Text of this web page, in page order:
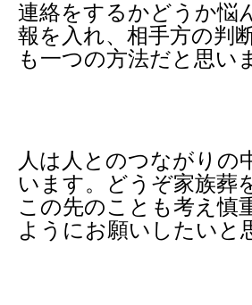
連絡をするかどうか悩
報を入れ、相手方の判
も一つの方法だと思い
人は人とのつながりの
います。どうぞ家族葬
この先のことも考え慎
ようにお願いしたいと